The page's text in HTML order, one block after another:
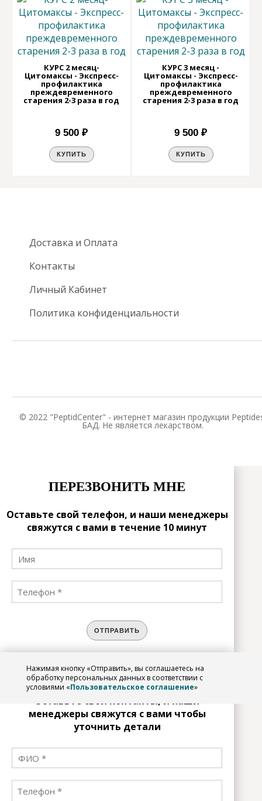
КУРС 2 месяц-
Цитомаксы - Экспресс-
профилактика
преждевременного
старения 2-3 раза в год
9 500 ₽
КУПИТЬ
КУРС 3 месяц -
Цитомаксы - Экспресс-
профилактика
преждевременного
старения 2-3 раза в год
9 500 ₽
КУПИТЬ
Доставка и Оплата
Контакты
Личный Кабинет
Политика конфиденциальности
© 2022 "PeptidCenter" - интернет магазин продукции
БАД. Не является лекарством.
ПЕРЕЗВОНИТЬ МНЕ
Оставьте свой телефон, и наши менеджеры
свяжутся с вами в течение 10 минут
ОТПРАВИТЬ
Нажимая кнопку «Отправить», вы соглашаетесь на
обработку персональных данных в соответствии с
условиями «Пользовательское соглашение»
ЗАРЕГИСТРИРОВАТЬСЯ
Оставьте свои контакты, и наши
менеджеры свяжутся с вами чтобы
уточнить детали